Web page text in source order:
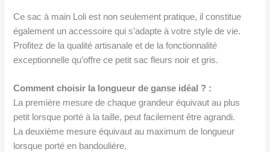
Ce sac à main Loli est non seulement pratique, il constitue
également un accessoire qui s’adapte à votre style de vie.
Profitez de la qualité artisanale et de la fonctionnalité
exceptionnelle qu’offre ce petit sac fleurs noir et gris.
Comment choisir la longueur de ganse idéal ? :
La première mesure de chaque grandeur équivaut au plus
petit lorsque porté à la taille, peut facilement être agrandi.
La deuxième mesure équivaut au maximum de longueur
lorsque porté en bandoulière.